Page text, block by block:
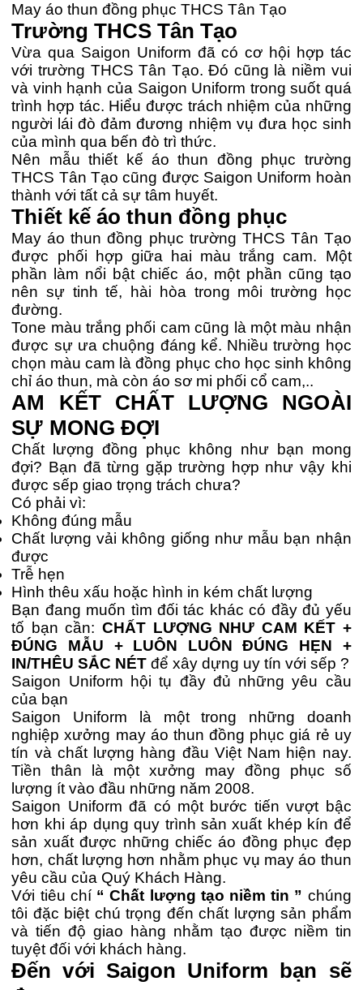
May áo thun đồng phục THCS Tân Tạo
Trường THCS Tân Tạo
Vừa qua Saigon Uniform đã có cơ hội hợp tác
với trường THCS Tân Tạo. Đó cũng là niềm vui
và vinh hạnh của Saigon Uniform trong suốt quá
trình hợp tác. Hiểu được trách nhiệm của những
người lái đò đảm đương nhiệm vụ đưa học sinh
của mình qua bến đò trì thức.
Nên mẫu thiết kế áo thun đồng phục trường
THCS Tân Tạo cũng được Saigon Uniform hoàn
thành với tất cả sự tâm huyết.
Thiết kế áo thun đồng phục
May áo thun đồng phục trường THCS Tân Tạo
được phối hợp giữa hai màu trắng cam. Một
phần làm nổi bật chiếc áo, một phần cũng tạo
nên sự tinh tế, hài hòa trong môi trường học
đường.
Tone màu trắng phối cam cũng là một màu nhận
được sự ưa chuộng đáng kể. Nhiều trường học
chọn màu cam là đồng phục cho học sinh không
chỉ áo thun, mà còn áo sơ mi phối cổ cam,..
AM KẾT CHẤT LƯỢNG NGOÀI
SỰ MONG ĐỢI
Chất lượng đồng phục không như bạn mong
đợi? Bạn đã từng gặp trường hợp như vậy khi
được sếp giao trọng trách chưa?
Có phải vì:
Không đúng mẫu
Chất lượng vải không giống như mẫu bạn nhận
được
Trễ hẹn
Hình thêu xấu hoặc hình in kém chất lượng
Bạn đang muốn tìm đối tác khác có đầy đủ yếu
tố bạn cần: CHẤT LƯỢNG NHƯ CAM KẾT +
ĐÚNG MẪU + LUÔN LUÔN ĐÚNG HẸN +
IN/THÊU SẮC NÉT để xây dựng uy tín với sếp ?
Saigon Uniform hội tụ đầy đủ những yêu cầu
của bạn
Saigon Uniform là một trong những doanh
nghiệp xưởng may áo thun đồng phục giá rẻ uy
tín và chất lượng hàng đầu Việt Nam hiện nay.
Tiền thân là một xưởng may đồng phục số
lượng ít vào đầu những năm 2008.
Saigon Uniform đã có một bước tiến vượt bậc
hơn khi áp dụng quy trình sản xuất khép kín để
sản xuất được những chiếc áo đồng phục đẹp
hơn, chất lượng hơn nhằm phục vụ may áo thun
yêu cầu của Quý Khách Hàng.
Với tiêu chí“ Chất lượng tạo niềm tin ” chúng
tôi đặc biệt chú trọng đến chất lượng sản phẩm
và tiến độ giao hàng nhằm tạo được niềm tin
tuyệt đối với khách hàng.
Đến với Saigon Uniform bạn sẽ